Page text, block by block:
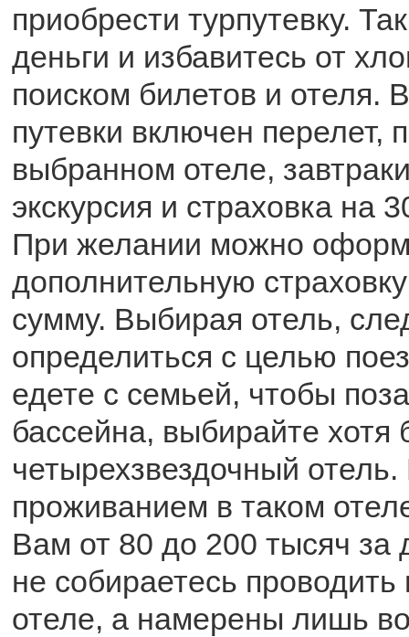
приобрести турпутевку.
деньги и избавитесь от
поиском билетов и отеля.
путевки включен перелет,
выбранном отеле,
экскурсия и страховка на
При желании можно
дополнительную
сумму. Выбирая отель,
определиться с целью
едете с семьей, чтобы
бассейна, выбирайте хотя
четырехзвездочный отель.
проживанием в таком
Вам от 80 до 200 тысяч
не собираетесь проводить
отеле, а намерены лишь